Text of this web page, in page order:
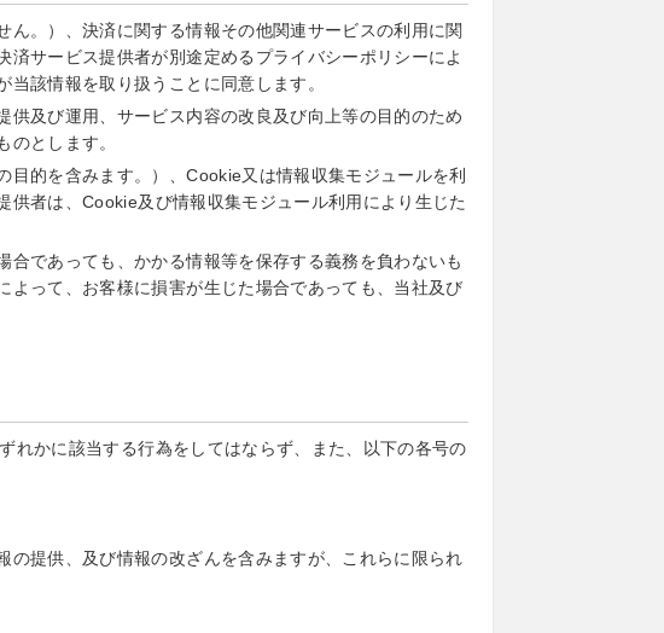
。）、決済に関する情報その他関連サービスの利用に関
サービス提供者が別途定めるプライバシーポリシーによ
該情報を取り扱うことに同意します。
及び運用、サービス内容の改良及び向上等の目的のため
とします。
的を含みます。）、Cookie又は情報収集モジュールを利
者は、Cookie及び情報収集モジュール利用により生じた
であっても、かかる情報等を保存する義務を負わないも
って、お客様に損害が生じた場合であっても、当社及び
れかに該当する行為をしてはならず、また、以下の各号の
提供、及び情報の改ざんを含みますが、これらに限られ